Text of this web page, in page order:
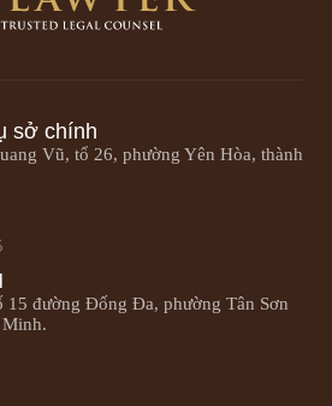
sở chính
Vũ, tổ 26, phường Yên Hòa, thành
15 đường Đống Đa, phường Tân Sơn